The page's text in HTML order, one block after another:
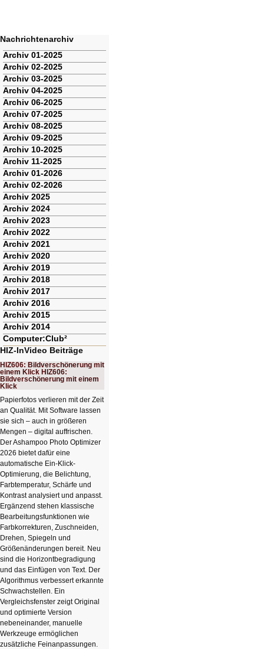
Nachrichtenarchiv
Navigation
überspringen
Archiv 01-2025
Archiv 02-2025
Archiv 03-2025
Archiv 04-2025
Archiv 06-2025
Archiv 07-2025
Archiv 08-2025
Archiv 09-2025
Archiv 10-2025
Archiv 11-2025
Archiv 01-2026
Archiv 02-2026
Archiv 2025
Archiv 2024
Archiv 2023
Archiv 2022
Archiv 2021
Archiv 2020
Archiv 2019
Archiv 2018
Archiv 2017
Archiv 2016
Archiv 2015
Archiv 2014
Computer:Club²
HIZ-InVideo Beiträge
HIZ606: Bildverschönerung mit
einem Klick HIZ606:
Bildverschönerung mit einem
Klick
Papierfotos verlieren mit der Zeit
an Qualität. Mit Software lassen
sie sich – auch in größeren
Mengen – digital auffrischen.
Der Ashampoo Photo Optimizer
2026 bietet dafür eine
automatische Ein-Klick-
Optimierung, die Belichtung,
Farbtemperatur, Schärfe und
Kontrast analysiert und anpasst.
Ergänzend stehen klassische
Bearbeitungsfunktionen wie
Farbkorrekturen, Zuschneiden,
Drehen, Spiegeln und
Größenänderungen bereit. Neu
sind die Horizontbegradigung
und das Einfügen von Text. Der
Algorithmus verbessert erkannte
Schwachstellen. Ein
Vergleichsfenster zeigt Original
und optimierte Version
nebeneinander, manuelle
Werkzeuge ermöglichen
zusätzliche Feinanpassungen.